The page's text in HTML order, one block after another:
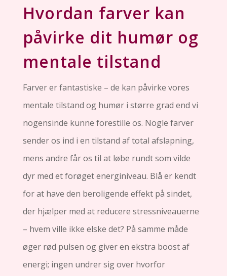
Hvordan farver kan
påvirke dit humør og
mentale tilstand
Farver er fantastiske – de kan påvirke vores
mentale tilstand og humør i større grad end vi
nogensinde kunne forestille os. Nogle farver
sender os ind i en tilstand af total afslapning,
mens andre får os til at løbe rundt som vilde
dyr med et forøget energiniveau. Blå er kendt
for at have den beroligende effekt på sindet,
der hjælper med at reducere stressniveauerne
– hvem ville ikke elske det? På samme måde
øger rød pulsen og giver en ekstra boost af
energi; ingen undrer sig over hvorfor